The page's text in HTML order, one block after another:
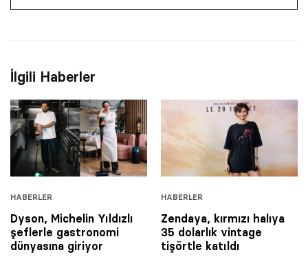
İlgili Haberler
HABERLER
Dyson, Michelin Yıldızlı
şeflerle gastronomi
dünyasına giriyor
HABERLER
Zendaya, kırmızı halıya
35 dolarlık vintage
tişörtle katıldı